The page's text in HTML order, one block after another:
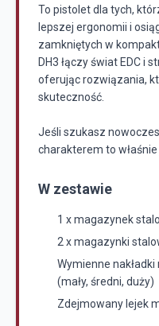
To pistolet dla tych,
lepszej ergonomii i
zamkniętych w
DH3 łączy świat EDC i
oferując rozwiązania,
skuteczność.
Jeśli szukasz
charakterem to właśnie
W zestawie
1 x magazynek
2 x magazynki
Wymienne
(mały, średni, duży)
Zdejmowany lejek